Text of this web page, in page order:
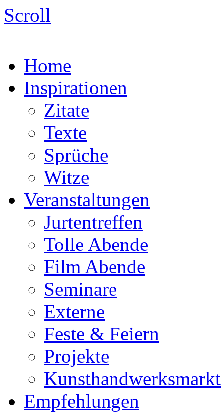
Scroll
Home
Inspirationen
Zitate
Texte
Sprüche
Witze
Veranstaltungen
Jurtentreffen
Tolle Abende
Film Abende
Seminare
Externe
Feste & Feiern
Projekte
Kunsthandwerksmarkt
Empfehlungen